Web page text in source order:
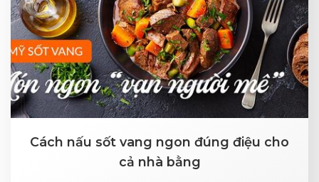
Cách nấu sốt vang ngon đúng điệu cho
cả nhà bằng